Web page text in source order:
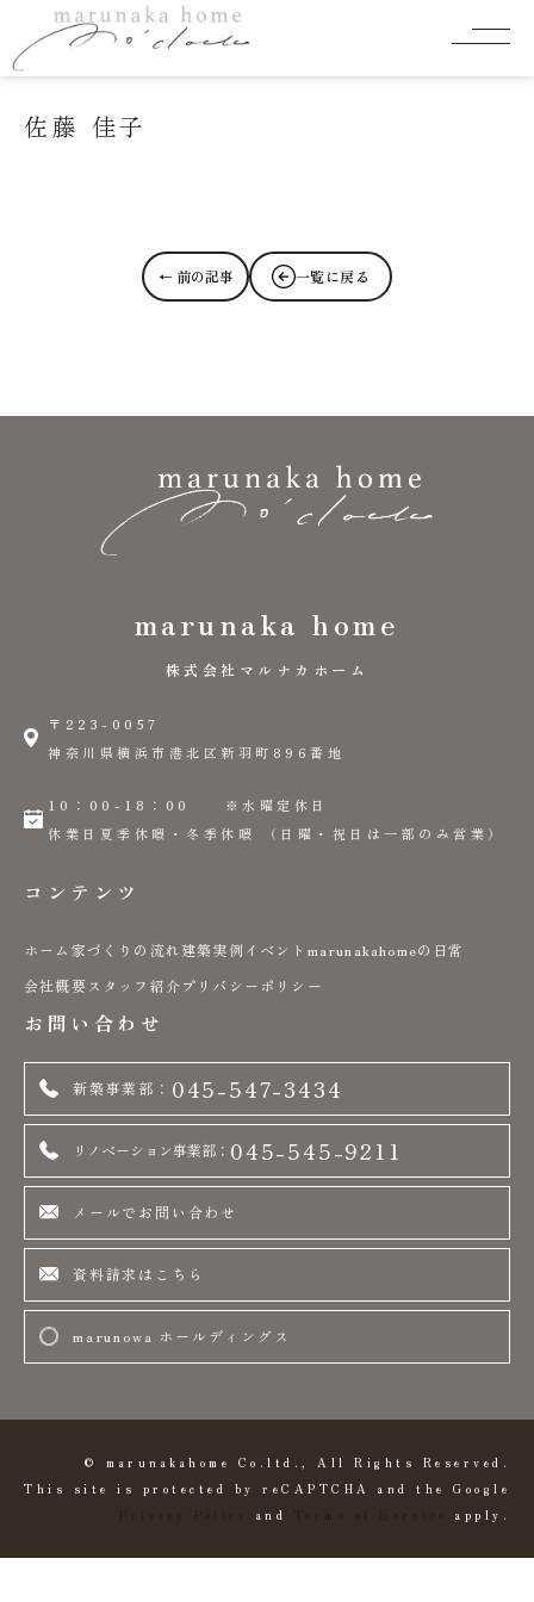
お知らせ
佐藤 佳子
← 前の記事 一覧に戻る
marunaka home
株式会社マルナカホーム
〒223-0057
神奈川県横浜市港北区新羽町896番地
10：00-18：00 ※水曜定休日
休業日夏季休暇・冬季休暇 （日曜・祝日は一部のみ営業）
コンテンツ
ホーム 家づくりの流れ建築実例 イベント marunakahomeの日常
会社概要 スタッフ紹介プリバシーポリシー
お問い合わせ
新築事業部： 045-547-3434
リノベーション事業部： 045-545-9211
メールでお問い合わせ
資料請求はこちら
marunowa ホールディングス
© marunakahome Co.ltd., All Rights Reserved.
This site is protected by reCAPTCHA and the Google
Privacy Policy
and Terms of Service apply.